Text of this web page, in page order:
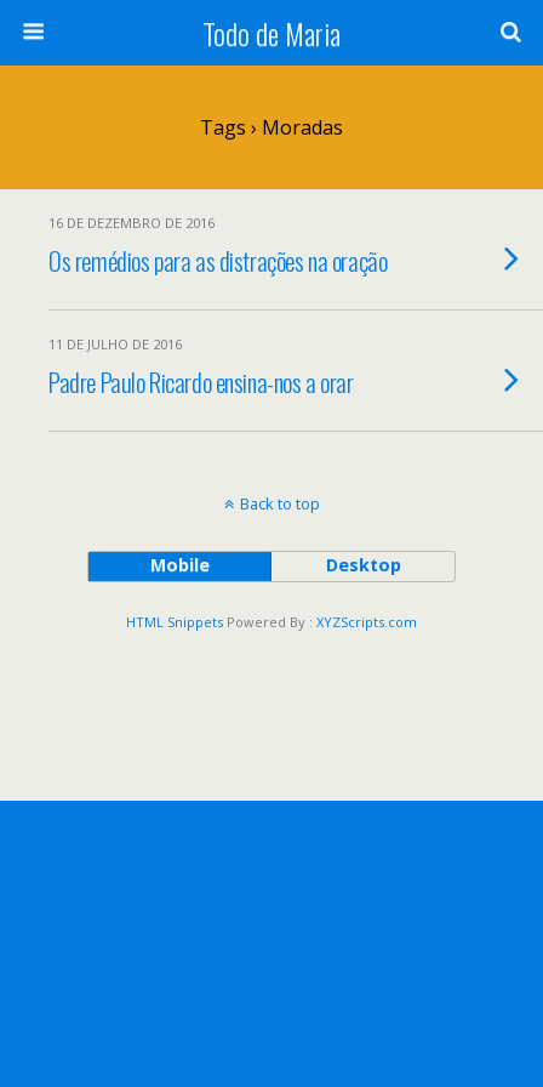
Todo de Maria
Tags › Moradas
16 DE DEZEMBRO DE 2016
Os remédios para as distrações na oração
11 DE JULHO DE 2016
Padre Paulo Ricardo ensina-nos a orar
Back to top
Mobile Desktop
HTML Snippets Powered By : XYZScripts.com